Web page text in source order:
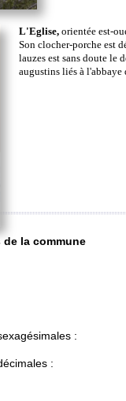
L'Eglise, orientée est-
Son clocher-porche est
lauzes est sans doute le
augustins liés à l'abbaye
la commune
:
: